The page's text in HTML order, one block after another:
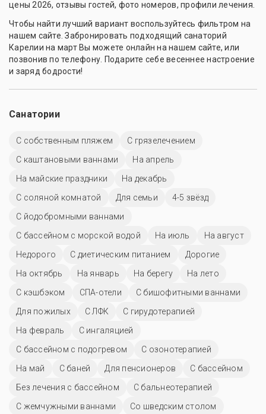
цены 2026, отзывы гостей, фото номеров, профили лечения.
Чтобы найти лучший вариант воспользуйтесь фильтром на
нашем сайте. Забронировать подходящий санаторий
Карелии на март Вы можете онлайн на нашем сайте, или
позвонив по телефону. Подарите себе весеннее настроение
и заряд бодрости!
Санатории
С собственным пляжем
С грязелечением
С каштановыми ваннами
На апрель
На майские праздники
На декабрь
С соляной комнатой
Для семьи
4-5 звёзд
С йодобромными ваннами
С бассейном с морской водой
На июль
На август
Недорого
С диетическим питанием
Дорогие
На октябрь
На январь На берегу
На лето
С кэшбэком
СПА-отели
С бишофитными ваннами
Для пожилых
С ЛФК
С гирудотерапией
На февраль
С ингаляцией
С бассейном с подогревом
С озонотерапией
На май
С баней Для пенсионеров
C бассейном
Без лечения с бассейном
С бальнеотерапией
С жемчужными ваннами
Со шведским столом